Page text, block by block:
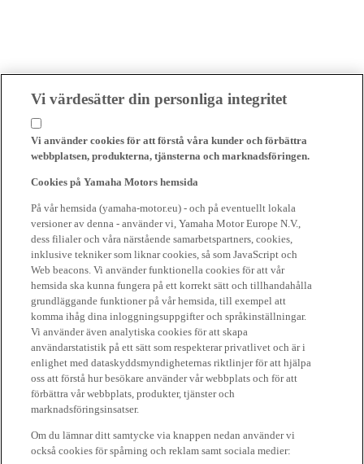
Vi värdesätter din personliga integritet
Vi använder cookies för att förstå våra kunder och förbättra
webbplatsen, produkterna, tjänsterna och marknadsföringen.
Cookies på Yamaha Motors hemsida
På vår hemsida (yamaha-motor.eu) - och på eventuellt lokala
versioner av denna - använder vi, Yamaha Motor Europe N.V.,
dess filialer och våra närstående samarbetspartners, cookies,
inklusive tekniker som liknar cookies, så som JavaScript och
Web beacons. Vi använder funktionella cookies för att vår
hemsida ska kunna fungera på ett korrekt sätt och tillhandahålla
grundläggande funktioner på vår hemsida, till exempel att
komma ihåg dina inloggningsuppgifter och språkinställningar.
Vi använder även analytiska cookies för att skapa
användarstatistik på ett sätt som respekterar privatlivet och är i
enlighet med dataskyddsmyndigheternas riktlinjer för att hjälpa
oss att förstå hur besökare använder vår webbplats och för att
förbättra vår webbplats, produkter, tjänster och
marknadsföringsinsatser.
Om du lämnar ditt samtycke via knappen nedan använder vi
också cookies för spårning och reklam samt sociala medier: